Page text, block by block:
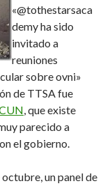
«@tothestarsaca
demy ha sido
invitado a
reuniones
sobre ovni»
de TTSA fue
, que existe
parecido a
el gobierno.
un panel de